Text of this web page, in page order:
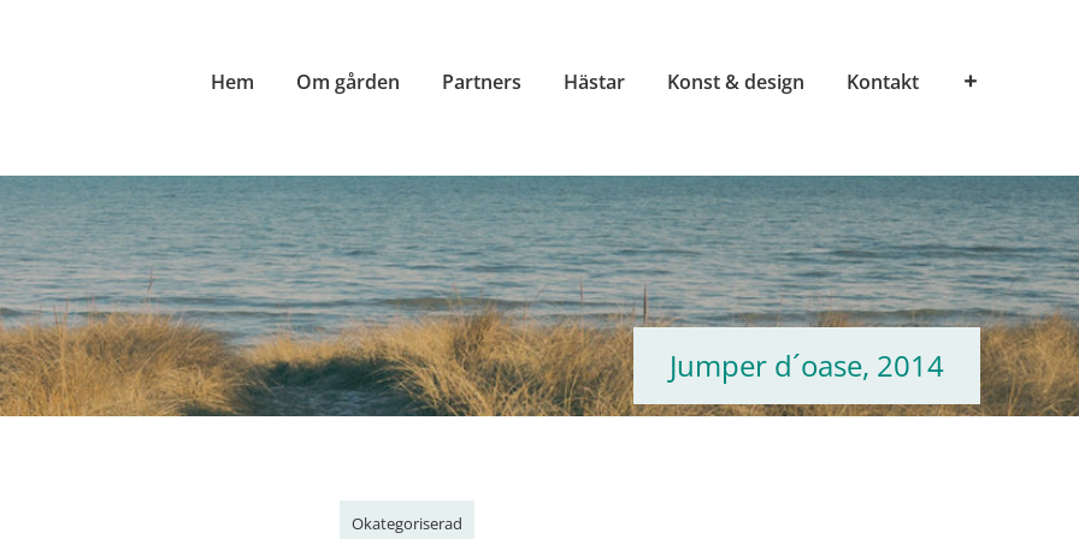
Hem Om gården Partners Hästar Konst & design Kontakt
Jumper d´oase, 2014
Okategoriserad